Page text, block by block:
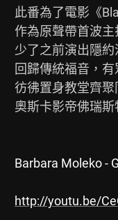
此番為了電影《
作為原聲帶首波主
少了之前演出隱約
回歸傳統福音，
彷彿置身教堂齊聚
奧斯卡影帝佛瑞
Barbara Moleko -
http://youtu.be/